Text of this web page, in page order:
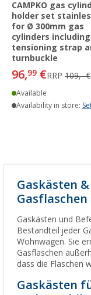
CAMPKO gas
holder set
for Ø 300mm gas
cylinders
tensioning strap
turnbuckle
96,99 €RRP 109,- €
Available
Availability in store:
Gaskästen
Gasflaschen
Gaskästen und
Bestandteil jeder
Wohnwagen. Sie
Gasflaschen
dass die Flaschen
Gaskästen